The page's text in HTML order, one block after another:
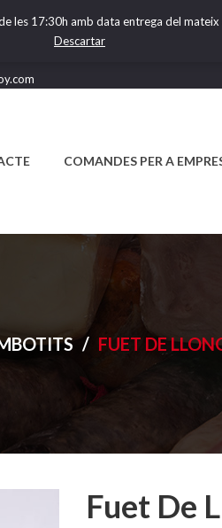
17:30h amb data entrega del
Descartar
COMANDES PER A
/ FUET DE
Fuet De